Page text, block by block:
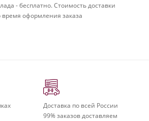
- бесплатно. Стоимость доставки
время оформления заказа
Доставка по всей России
99% заказов доставляем